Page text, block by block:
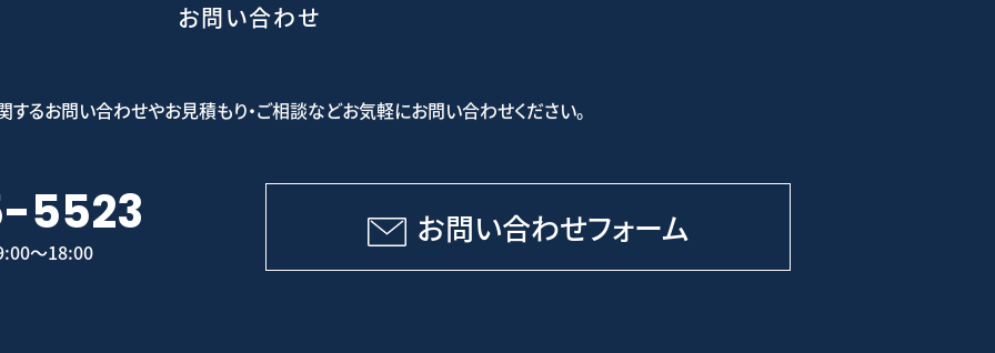
お問い合わせ
するお問い合わせやお見積もり・ご相談などお気軽にお問い合わせください。
5523
～18:00
お問い合わせフォーム